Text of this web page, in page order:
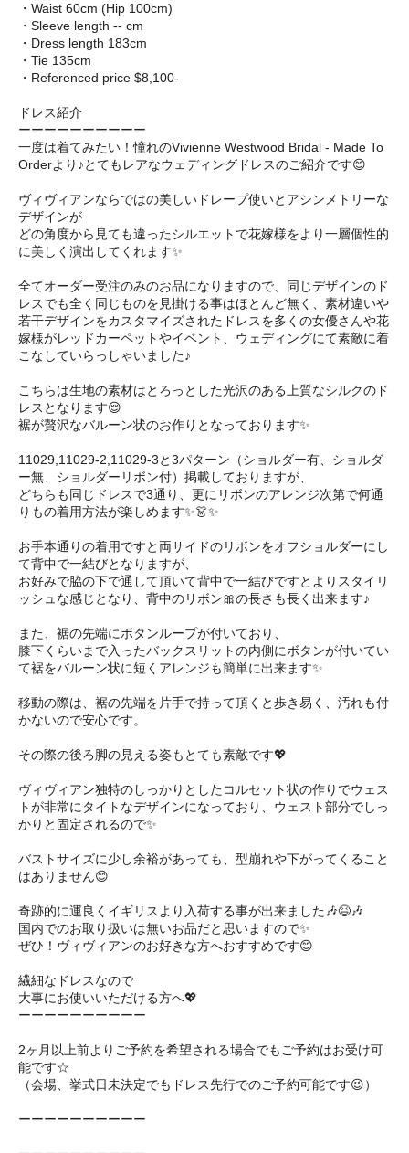
・Waist 60cm (Hip 100cm)
・Sleeve length -- cm
・Dress length 183cm
・Tie 135cm
・Referenced price $8,100-
ドレス紹介
ーーーーーーーーーー
一度は着てみたい！憧れのVivienne Westwood Bridal - Made To
Orderより♪とてもレアなウェディングドレスのご紹介です😊
ヴィヴィアンならではの美しいドレープ使いとアシンメトリーな
デザインが
どの角度から見ても違ったシルエットで花嫁様をより一層個性的
に美しく演出してくれます✨
全てオーダー受注のみのお品になりますので、同じデザインのド
レスでも全く同じものを見掛ける事はほとんど無く、素材違いや
若干デザインをカスタマイズされたドレスを多くの女優さんや花
嫁様がレッドカーペットやイベント、ウェディングにて素敵に着
こなしていらっしゃいました♪
こちらは生地の素材はとろっとした光沢のある上質なシルクのド
レスとなります😌
裾が贅沢なバルーン状のお作りとなっております✨
11029,11029-2,11029-3と3パターン（ショルダー有、ショルダ
ー無、ショルダーリボン付）掲載しておりますが、
どちらも同じドレスで3通り、更にリボンのアレンジ次第で何通
りもの着用方法が楽しめます✨👗✨
お手本通りの着用ですと両サイドのリボンをオフショルダーにし
て背中で一結びとなりますが、
お好みで脇の下で通して頂いて背中で一結びですとよりスタイリ
ッシュな感じとなり、背中のリボン🎀の長さも長く出来ます♪
また、裾の先端にボタンループが付いており、
膝下くらいまで入ったバックスリットの内側にボタンが付いてい
て裾をバルーン状に短くアレンジも簡単に出来ます✨
移動の際は、裾の先端を片手で持って頂くと歩き易く、汚れも付
かないので安心です。
その際の後ろ脚の見える姿もとても素敵です💖
ヴィヴィアン独特のしっかりとしたコルセット状の作りでウェス
トが非常にタイトなデザインになっており、ウェスト部分でしっ
かりと固定されるので✨
バストサイズに少し余裕があっても、型崩れや下がってくること
はありません😊
奇跡的に運良くイギリスより入荷する事が出来ました🎶😆🎶
国内でのお取り扱いは無いお品だと思いますので✨
ぜひ！ヴィヴィアンのお好きな方へおすすめです😊
繊細なドレスなので
大事にお使いいただける方へ💖
ーーーーーーーーーー
2ヶ月以上前よりご予約を希望される場合でもご予約はお受け可
能です☆
（会場、挙式日未決定でもドレス先行でのご予約可能です😉）
ーーーーーーーーーー